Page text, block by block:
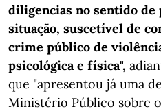
diligencias no sentido de
situação, suscetível de
crime público de
psicológica e física",
que "apresentou já uma
Ministério Público sobre